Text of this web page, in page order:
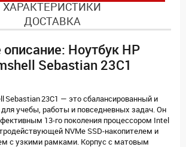
ХАРАКТЕРИСТИКИ
ДОСТАВКА
Ноутбук HP
Sebastian 23C1
Sebastian 23C1 — это сбалансированный и
учебы, работы и повседневных задач. Он
13-го поколения процессором Intel
NVMe SSD-накопителем и
с узкими рамками. Корпус с матовым